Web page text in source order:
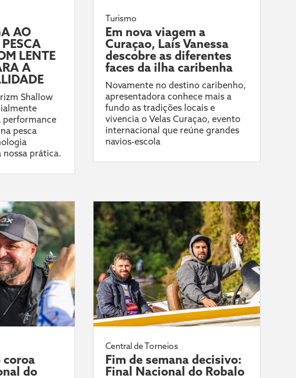
AO
LENTE
A
Shallow
performance
pesca
nossa prática.
Turismo
Em nova viagem a
Curaçao, Laís Vanessa
descobre as diferentes
faces da ilha caribenha
Novamente no destino caribenho,
apresentadora conhece mais a
fundo as tradições locais e
vivencia o Velas Curaçao, evento
internacional que reúne grandes
navios-escola
coroa
do
Central de Torneios
Fim de semana decisivo:
Final Nacional do Robalo